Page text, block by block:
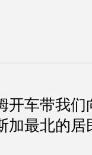
开车带我
加最北的